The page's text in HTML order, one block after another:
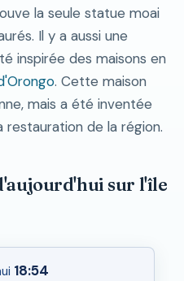
la seule statue moai
Il y a aussi une
inspirée des maisons en
. Cette maison
mais a été inventée
restauration de la région.
sur l'île
18:54